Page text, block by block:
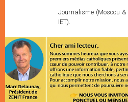
Journalisme (Moscou &
IET).